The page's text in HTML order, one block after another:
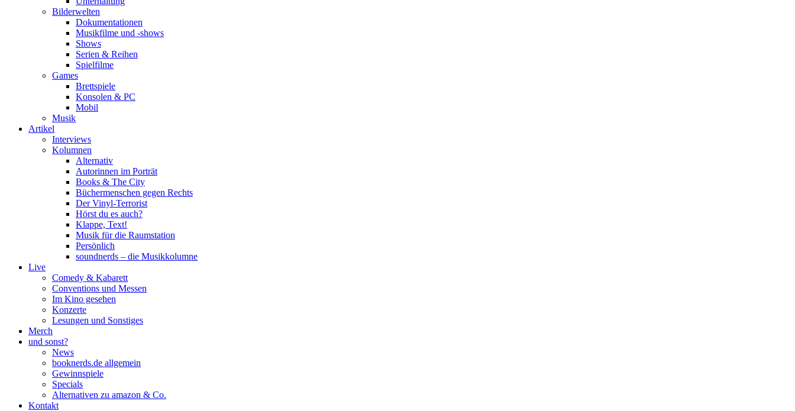
Bilderwelten
Dokumentationen
Musikfilme und -shows
Shows
Serien & Reihen
Spielfilme
Games
Brettspiele
Konsolen & PC
Mobil
Musik
Artikel
Interviews
Kolumnen
Alternativ
Autorinnen im Porträt
Books & The City
Büchermenschen gegen Rechts
Der Vinyl-Terrorist
Hörst du es auch?
Klappe, Text!
Musik für die Raumstation
Persönlich
soundnerds – die Musikkolumne
Live
Comedy & Kabarett
Conventions und Messen
Im Kino gesehen
Konzerte
Lesungen und Sonstiges
Merch
und sonst?
News
booknerds.de allgemein
Gewinnspiele
Specials
Alternativen zu amazon & Co.
Kontakt